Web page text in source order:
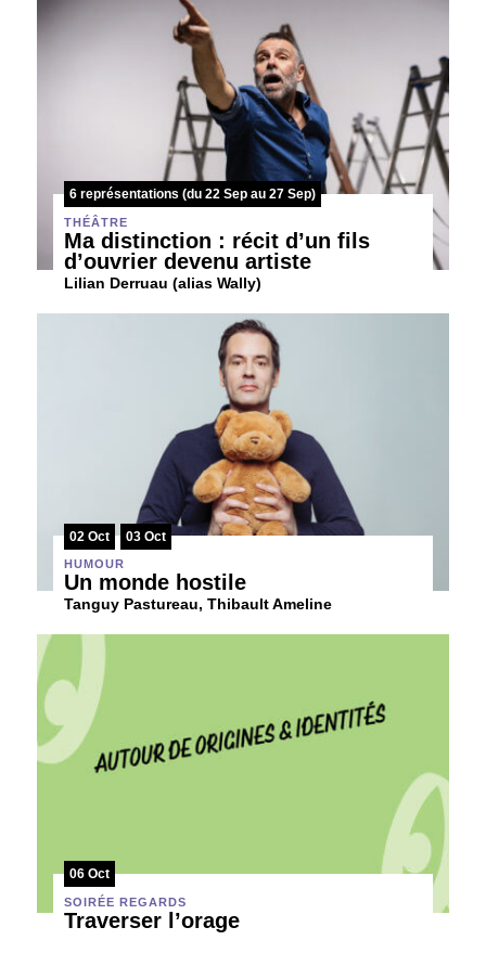
6 représentations (du 22 Sep au 27 Sep)
THÉÂTRE
Ma distinction : récit d’un fils
d’ouvrier devenu artiste
Lilian Derruau (alias Wally)
02 Oct 03 Oct
HUMOUR
Un monde hostile
Tanguy Pastureau, Thibault Ameline
06 Oct
SOIRÉE REGARDS
Traverser l’orage